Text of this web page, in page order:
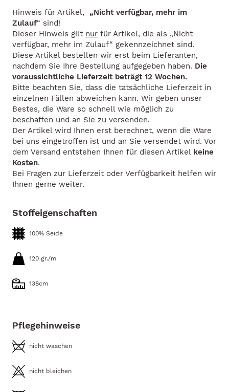
Hinweis für Artikel, „Nicht verfügbar, mehr im
Zulauf“ sind!
Dieser Hinweis gilt nur für Artikel, die als „Nicht
verfügbar, mehr im Zulauf“ gekennzeichnet sind.
Diese Artikel bestellen wir erst beim Lieferanten,
nachdem Sie Ihre Bestellung aufgegeben haben. Die
voraussichtliche Lieferzeit beträgt 12 Wochen.
Bitte beachten Sie, dass die tatsächliche Lieferzeit in
einzelnen Fällen abweichen kann. Wir geben unser
Bestes, die Ware so schnell wie möglich zu
beschaffen und an Sie zu versenden.
Der Artikel wird Ihnen erst berechnet, wenn die Ware
bei uns eingetroffen ist und an Sie versendet wird. Vor
dem Versand entstehen Ihnen für diesen Artikel keine
Kosten.
Bei Fragen zur Lieferzeit oder Verfügbarkeit helfen wir
Ihnen gerne weiter.
Stoffeigenschaften
100% Seide
120 gr./m
138cm
Pflegehinweise
nicht waschen
nicht bleichen